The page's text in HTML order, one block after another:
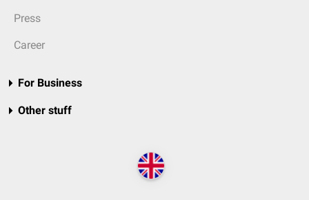
Press
Career
For Business
Other stuff